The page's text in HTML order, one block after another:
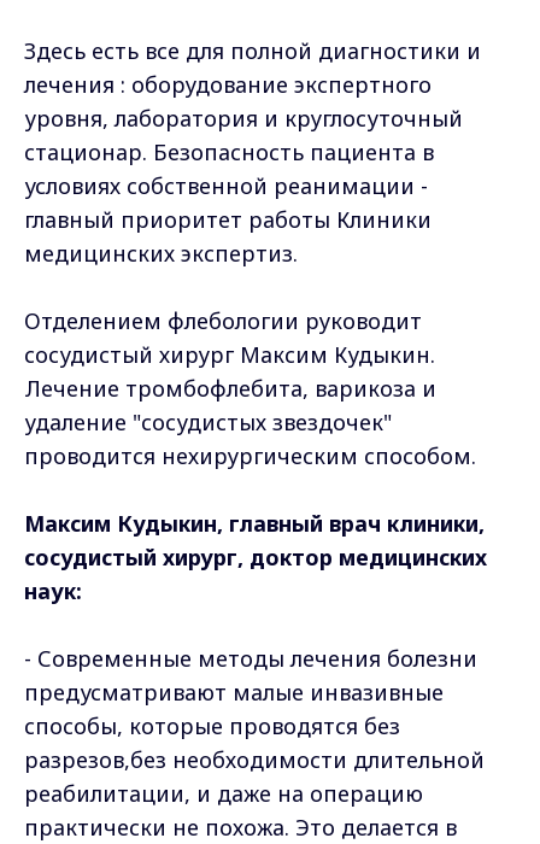
Здесь есть все для полной диагностики и
лечения : оборудование экспертного
уровня, лаборатория и круглосуточный
стационар. Безопасность пациента в
условиях собственной реанимации -
главный приоритет работы Клиники
медицинских экспертиз.
Отделением флебологии руководит
сосудистый хирург Максим Кудыкин.
Лечение тромбофлебита, варикоза и
удаление "сосудистых звездочек"
проводится нехирургическим способом.
Максим Кудыкин, главный врач клиники,
сосудистый хирург, доктор медицинских
наук:
- Современные методы лечения болезни
предусматривают малые инвазивные
способы, которые проводятся без
разрезов,без необходимости длительной
реабилитации, и даже на операцию
практически не похожа. Это делается в